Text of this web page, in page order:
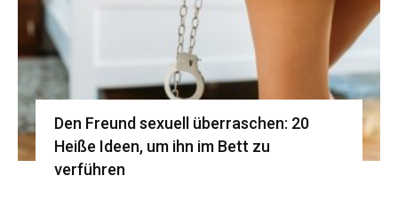
Den Freund sexuell überraschen: 20
Heiße Ideen, um ihn im Bett zu
verführen